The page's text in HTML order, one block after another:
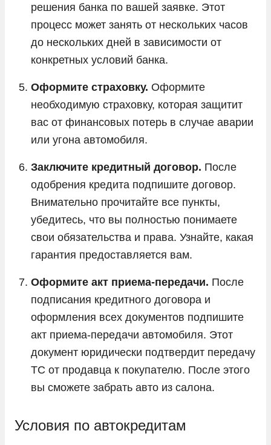
решения банка по вашей заявке. Этот
процесс может занять от нескольких часов
до нескольких дней в зависимости от
конкретных условий банка.
Оформите страховку. Оформите
необходимую страховку, которая защитит
вас от финансовых потерь в случае аварии
или угона автомобиля.
Заключите кредитный договор. После
одобрения кредита подпишите договор.
Внимательно прочитайте все пункты,
убедитесь, что вы полностью понимаете
свои обязательства и права. Узнайте, какая
гарантия предоставляется вам.
Оформите акт приема-передачи. После
подписания кредитного договора и
оформления всех документов подпишите
акт приема-передачи автомобиля. Этот
документ юридически подтвердит передачу
ТС от продавца к покупателю. После этого
вы сможете забрать авто из салона.
Условия по автокредитам